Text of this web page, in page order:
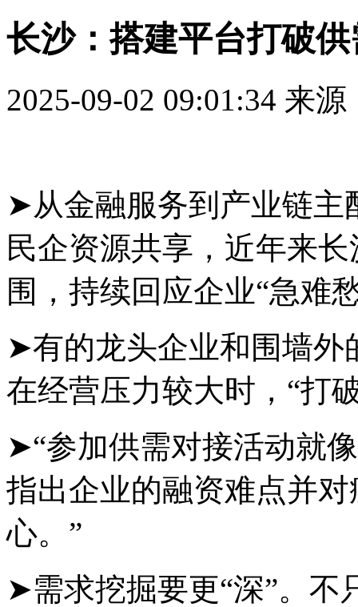
长沙：搭建平台打破
2025-09-02 09:01:34 来
➤从金融服务到产业链主
民企资源共享，近年来
围，持续回应企业“急难
➤有的龙头企业和围墙外
在经营压力较大时，“打
➤“参加供需对接活动就
指出企业的融资难点并
心。”
➤需求挖掘要更“深”。不